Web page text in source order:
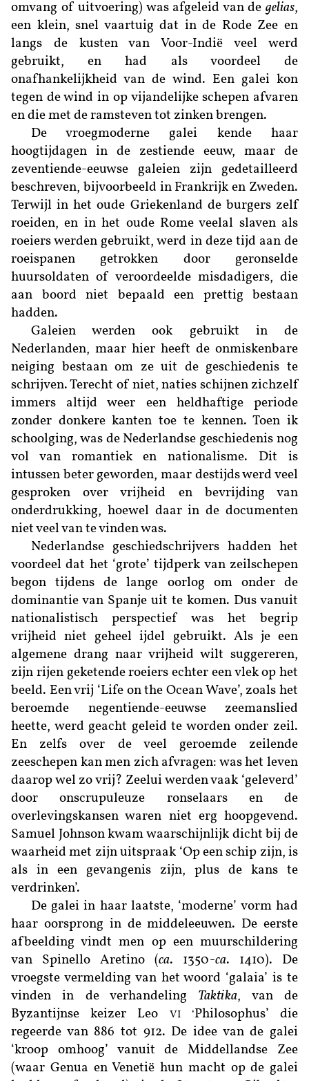
omvang of uitvoering) was afgeleid van de gelias,
een klein, snel vaartuig dat in de Rode Zee en
langs de kusten van Voor-Indië veel werd
gebruikt, en had als voordeel de
onafhankelijkheid van de wind. Een galei kon
tegen de wind in op vijandelijke schepen afvaren
en die met de ramsteven tot zinken brengen.
De vroegmoderne galei kende haar
hoogtijdagen in de zestiende eeuw, maar de
zeventiende-eeuwse galeien zijn gedetailleerd
beschreven, bijvoorbeeld in Frankrijk en Zweden.
Terwijl in het oude Griekenland de burgers zelf
roeiden, en in het oude Rome veelal slaven als
roeiers werden gebruikt, werd in deze tijd aan de
roeispanen getrokken door geronselde
huursoldaten of veroordeelde misdadigers, die
aan boord niet bepaald een prettig bestaan
hadden.
Galeien werden ook gebruikt in de
Nederlanden, maar hier heeft de onmiskenbare
neiging bestaan om ze uit de geschiedenis te
schrijven. Terecht of niet, naties schijnen zichzelf
immers altijd weer een heldhaftige periode
zonder donkere kanten toe te kennen. Toen ik
schoolging, was de Nederlandse geschiedenis nog
vol van romantiek en nationalisme. Dit is
intussen beter geworden, maar destijds werd veel
gesproken over vrijheid en bevrijding van
onderdrukking, hoewel daar in de documenten
niet veel van te vinden was.
Nederlandse geschiedschrijvers hadden het
voordeel dat het ‘grote’ tijdperk van zeilschepen
begon tijdens de lange oorlog om onder de
dominantie van Spanje uit te komen. Dus vanuit
nationalistisch perspectief was het begrip
vrijheid niet geheel ijdel gebruikt. Als je een
algemene drang naar vrijheid wilt suggereren,
zijn rijen geketende roeiers echter een vlek op het
beeld. Een vrij ‘Life on the Ocean Wave’, zoals het
beroemde negentiende-eeuwse zeemanslied
heette, werd geacht geleid te worden onder zeil.
En zelfs over de veel geroemde zeilende
zeeschepen kan men zich afvragen: was het leven
daarop wel zo vrij? Zeelui werden vaak ‘geleverd’
door onscrupuleuze ronselaars en de
overlevingskansen waren niet erg hoopgevend.
Samuel Johnson kwam waarschijnlijk dicht bij de
waarheid met zijn uitspraak ‘Op een schip zijn, is
als in een gevangenis zijn, plus de kans te
verdrinken’.
De galei in haar laatste, ‘moderne’ vorm had
haar oorsprong in de middeleeuwen. De eerste
afbeelding vindt men op een muurschildering
van Spinello Aretino (ca. 1350-ca. 1410). De
vroegste vermelding van het woord ‘galaia’ is te
vinden in de verhandeling
Taktika, van de
Byzantijnse keizer Leo
VI ‘Philosophus’ die
regeerde van 886 tot 912. De idee van de galei
‘kroop omhoog’ vanuit de Middellandse Zee
(waar Genua en Venetië hun macht op de galei